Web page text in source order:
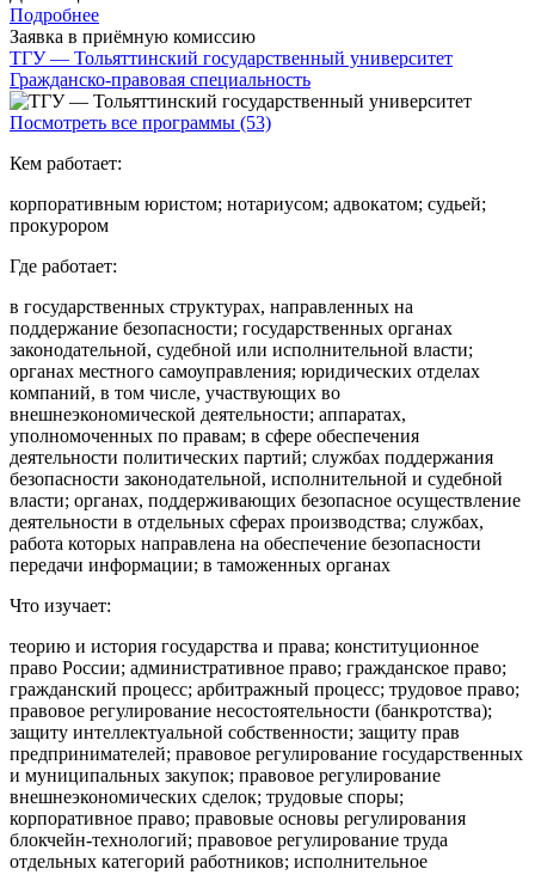
Подробнее
Заявка в приёмную комиссию
ТГУ — Тольяттинский государственный университет
Гражданско-правовая специальность
Посмотреть все программы (53)
Кем работает:
корпоративным юристом; нотариусом; адвокатом; судьей;
прокурором
Где работает:
в государственных структурах, направленных на
поддержание безопасности; государственных органах
законодательной, судебной или исполнительной власти;
органах местного самоуправления; юридических отделах
компаний, в том числе, участвующих во
внешнеэкономической деятельности; аппаратах,
уполномоченных по правам; в сфере обеспечения
деятельности политических партий; службах поддержания
безопасности законодательной, исполнительной и судебной
власти; органах, поддерживающих безопасное осуществление
деятельности в отдельных сферах производства; службах,
работа которых направлена на обеспечение безопасности
передачи информации; в таможенных органах
Что изучает:
теорию и история государства и права; конституционное
право России; административное право; гражданское право;
гражданский процесс; арбитражный процесс; трудовое право;
правовое регулирование несостоятельности (банкротства);
защиту интеллектуальной собственности; защиту прав
предпринимателей; правовое регулирование государственных
и муниципальных закупок; правовое регулирование
внешнеэкономических сделок; трудовые споры;
корпоративное право; правовые основы регулирования
блокчейн-технологий; правовое регулирование труда
отдельных категорий работников; исполнительное